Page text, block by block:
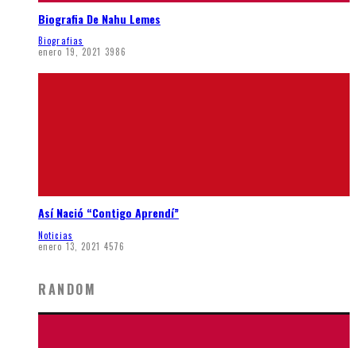
Biografia De Nahu Lemes
Biografias
enero 19, 2021 3986
Así Nació “Contigo Aprendí”
Noticias
enero 13, 2021 4576
RANDOM